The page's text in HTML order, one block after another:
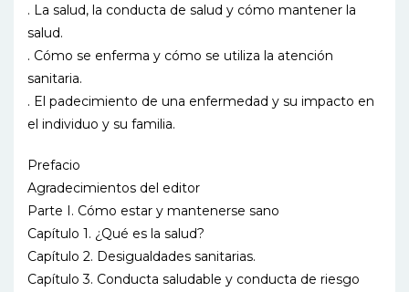
. La salud, la conducta de salud y cómo mantener la
salud.
. Cómo se enferma y cómo se utiliza la atención
sanitaria.
. El padecimiento de una enfermedad y su impacto en
el individuo y su familia.
Prefacio
Agradecimientos del editor
Parte I. Cómo estar y mantenerse sano
Capítulo 1. ¿Qué es la salud?
Capítulo 2. Desigualdades sanitarias.
Capítulo 3. Conducta saludable y conducta de riesgo